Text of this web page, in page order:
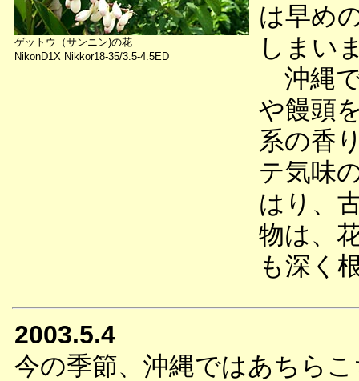
ゲットウ（サンニン)の花
NikonD1X Nikkor18-35/3.5-4.5ED
は早め
しまい
沖縄
や饅頭
系の香
テ気味
はり、
物は、
も深く
2003.5.4
今の季節、沖縄ではあちら